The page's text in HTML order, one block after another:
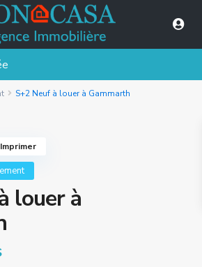
S+2 Neuf à louer à Gammarth
louer à
Imprimer